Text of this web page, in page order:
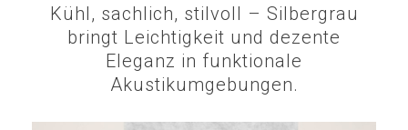
Kühl, sachlich, stilvoll – Silbergrau
bringt Leichtigkeit und dezente
Eleganz in funktionale
Akustikumgebungen.